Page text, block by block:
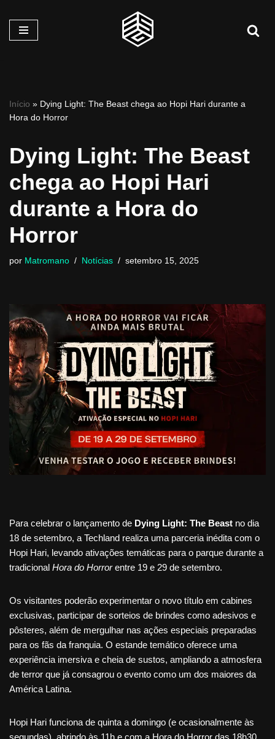
Pular
Início » Dying Light: The Beast chega ao Hopi Hari durante a
Hora do Horror
Dying Light: The Beast
chega ao Hopi Hari
durante a Hora do
Horror
por Matromano Notícias setembro 15, 2025
Para celebrar o lançamento de Dying Light: The Beast no dia
18 de setembro, a Techland realiza uma parceria inédita com o
Hopi Hari, levando ativações temáticas para o parque durante a
tradicional Hora do Horrorentre 19 e 29 de setembro.
Os visitantes poderão experimentar o novo título em cabines
exclusivas, participar de sorteios de brindes como adesivos e
pôsteres, além de mergulhar nas ações especiais preparadas
para os fãs da franquia. O estande temático oferece uma
experiência imersiva e cheia de sustos, ampliando a atmosfera
de terror que já consagrou o evento como um dos maiores da
América Latina.
Hopi Hari funciona de quinta a domingo (e ocasionalmente às